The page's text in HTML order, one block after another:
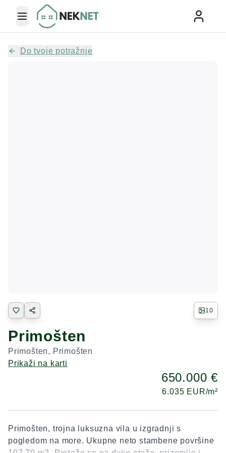
Toggle Menu
Do tvoje potražnje
10
Primošten
Primošten, Primošten
Prikaži na karti
650.000 €
6.035 EUR/m²
Primošten, trojna luksuzna vila u izgradnji s
pogledom na more. Ukupne neto stambene površine